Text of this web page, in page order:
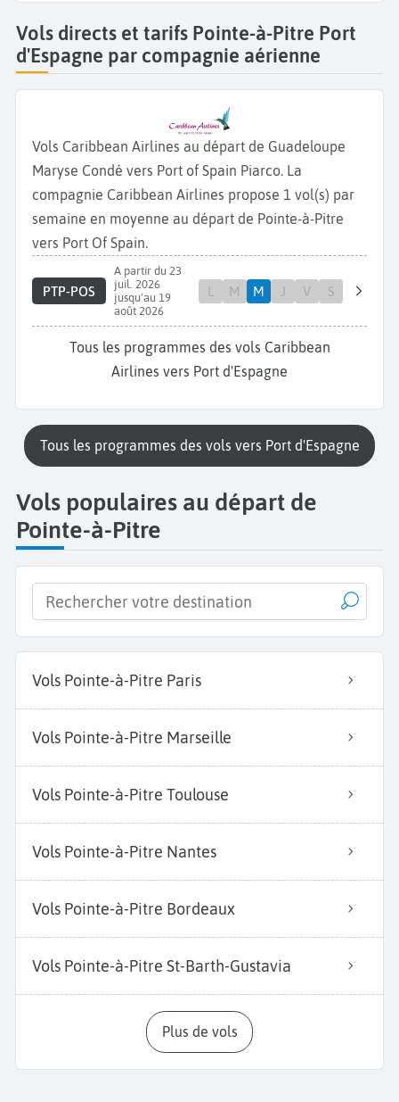
Vols directs et tarifs Pointe-à-Pitre Port
d'Espagne par compagnie aérienne
Vols Caribbean Airlines au départ de Guadeloupe
Maryse Condé vers Port of Spain Piarco. La
compagnie Caribbean Airlines propose 1 vol(s) par
semaine en moyenne au départ de Pointe-à-Pitre
vers Port Of Spain.
PTP-POS
A partir du 23
juil. 2026
jusqu'au 19
août 2026
L M M J V S
Tous les programmes des vols Caribbean
Airlines vers Port d'Espagne
Tous les programmes des vols vers Port d'Espagne
Vols populaires au départ de
Pointe-à-Pitre
Vols Pointe-à-Pitre Paris
Vols Pointe-à-Pitre Marseille
Vols Pointe-à-Pitre Toulouse
Vols Pointe-à-Pitre Nantes
Vols Pointe-à-Pitre Bordeaux
Vols Pointe-à-Pitre St-Barth-Gustavia
Plus de vols